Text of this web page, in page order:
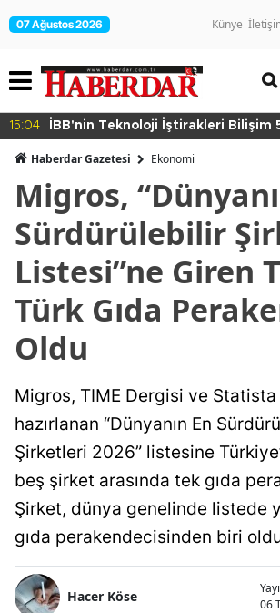
07 Ağustos 2026 Künye
15:04 İBB'nin Teknoloji İştirakleri
Haberdar Gazetesi Ekonomi
Migros,
Sürdürülebilir
Listesi”ne Giren
Türk Gıda
Oldu
Migros, TIME Dergisi ve Statista
hazırlanan “Dünyanın En
Şirketleri 2026” listesine
beş şirket arasında tek gıda
Şirket, dünya genelinde listede
gıda perakendecisinden biri
Hacer Köse
06